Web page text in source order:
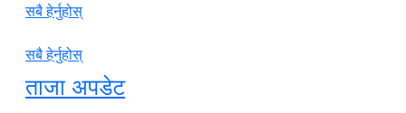
सबै हेर्नुहोस्
सबै हेर्नुहोस्
ताजा अपडेट